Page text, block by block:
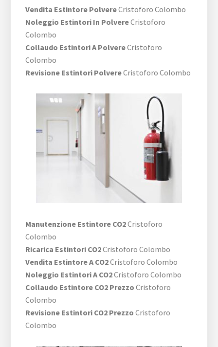
Vendita Estintore PolvereCristoforo Colombo
Noleggio Estintori In PolvereCristoforo
Colombo
Collaudo Estintori A PolvereCristoforo
Colombo
Revisione Estintori PolvereCristoforo Colombo
Manutenzione Estintore CO2Cristoforo
Colombo
Ricarica Estintori CO2Cristoforo Colombo
Vendita Estintore A CO2Cristoforo Colombo
Noleggio Estintori A CO2Cristoforo Colombo
Collaudo Estintore CO2 Prezzo Cristoforo
Colombo
Revisione Estintori CO2 Prezzo Cristoforo
Colombo